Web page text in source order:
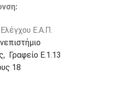
Εσωτερικών Ελεγκτών
Εσωτερικών Ελεγκτών
Ελέγχου Ε.Α.Π. 28.07.2023
Ελέγχου του Ε.Α.Π.
ΕΠΙΤΡΟΠΗΣ ΕΛΕΓΧΟΥ
Ε.Α.Π.
Γραφείο Ε.1.13
18